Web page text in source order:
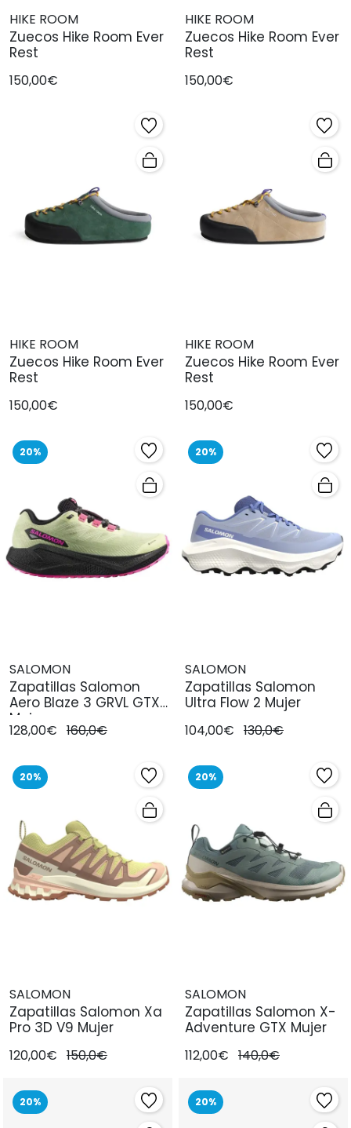
HIKE ROOM
Zuecos Hike Room Ever
Rest
150,00€
HIKE ROOM
Zuecos Hike Room Ever
Rest
150,00€
HIKE ROOM
Zuecos Hike Room Ever
Rest
150,00€
HIKE ROOM
Zuecos Hike Room Ever
Rest
150,00€
20%
SALOMON
Zapatillas Salomon
Aero Blaze 3 GRVL GTX
Mujer
128,00€ 160,0€
20%
SALOMON
Zapatillas Salomon
Ultra Flow 2 Mujer
104,00€ 130,0€
20%
SALOMON
Zapatillas Salomon Xa
Pro 3D V9 Mujer
120,00€ 150,0€
20%
SALOMON
Zapatillas Salomon X-
Adventure GTX Mujer
112,00€ 140,0€
20% 20%